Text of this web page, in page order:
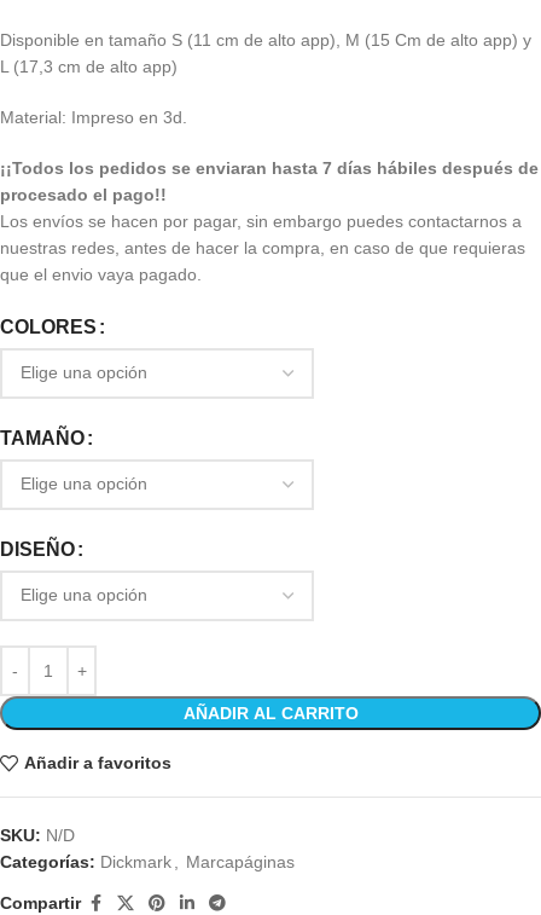
Disponible en tamaño S (11 cm de alto app), M (15 Cm de alto app) y
L (17,3 cm de alto app)
Material: Impreso en 3d.
¡¡Todos los pedidos se enviaran hasta 7 días hábiles después de
procesado el pago!!
Los envíos se hacen por pagar, sin embargo puedes contactarnos a
nuestras redes, antes de hacer la compra, en caso de que requieras
que el envio vaya pagado.
COLORES
TAMAÑO
DISEÑO
AÑADIR AL CARRITO
Añadir a favoritos
SKU: N/D
Categorías: Dickmark Marcapáginas
Compartir